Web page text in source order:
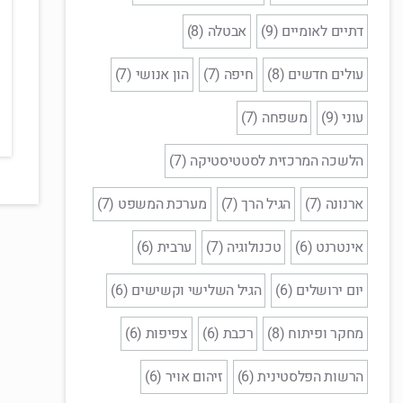
דתיים לאומיים (9)
אבטלה (8)
עולים חדשים (8)
חיפה (7)
הון אנושי (7)
עוני (9)
משפחה (7)
הלשכה המרכזית לסטטיסטיקה (7)
ארנונה (7)
הגיל הרך (7)
מערכת המשפט (7)
אינטרנט (6)
טכנולוגיה (7)
ערבית (6)
יום ירושלים (6)
הגיל השלישי וקשישים (6)
מחקר ופיתוח (8)
רכבת (6)
צפיפות (6)
הרשות הפלסטינית (6)
זיהום אויר (6)